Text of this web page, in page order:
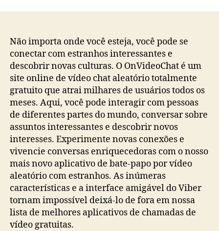
E
Gratuito
Alternativa
Não importa onde você esteja, você pode se
conectar com estranhos interessantes e
descobrir novas culturas. O OnVideoChat é um
site online de vídeo chat aleatório totalmente
gratuito que atrai milhares de usuários todos os
meses. Aqui, você pode interagir com pessoas
de diferentes partes do mundo, conversar sobre
assuntos interessantes e descobrir novos
interesses. Experimente novas conexões e
vivencie conversas enriquecedoras com o nosso
mais novo aplicativo de bate-papo por vídeo
aleatório com estranhos. As inúmeras
características e a interface amigável do Viber
tornam impossível deixá-lo de fora em nossa
lista de melhores aplicativos de chamadas de
vídeo gratuitas.